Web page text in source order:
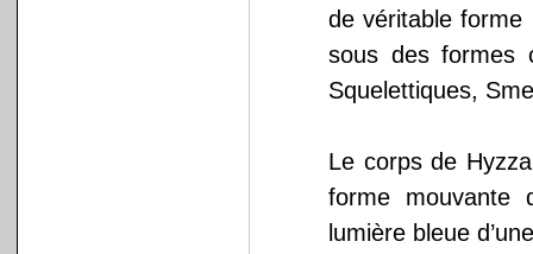
de véritable forme
sous des formes
Squelettiques,
Le corps de
forme mouvante
lumière bleue